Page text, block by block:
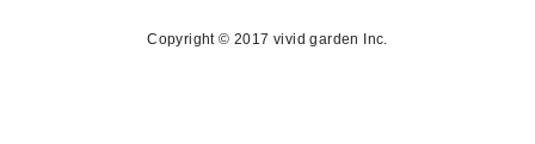
Copyright © 2017 vivid garden Inc.